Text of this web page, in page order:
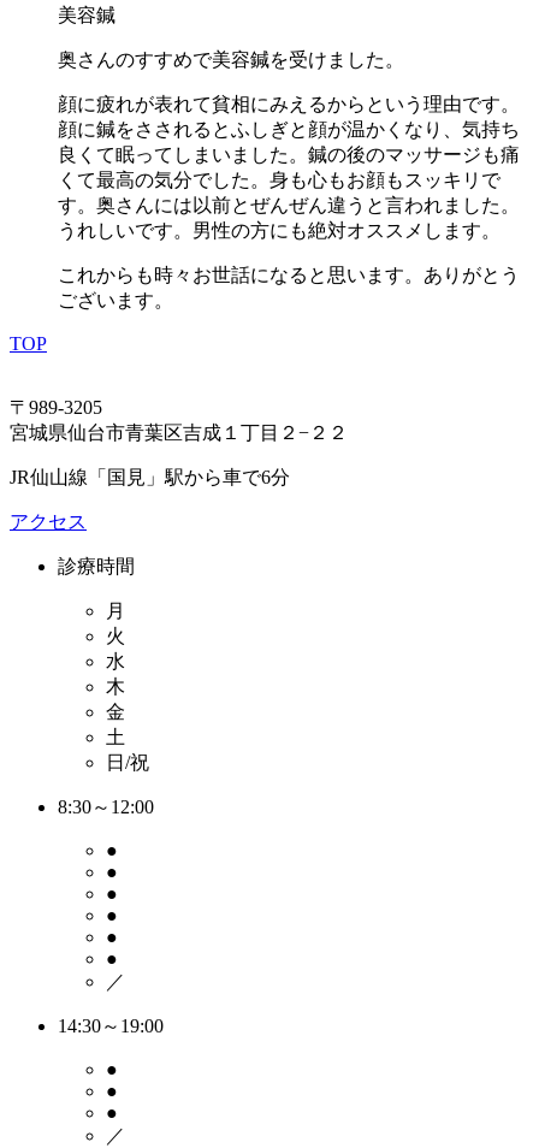
美容鍼
奥さんのすすめで美容鍼を受けました。
顔に疲れが表れて貧相にみえるからという理由です。
顔に鍼をさされるとふしぎと顔が温かくなり、気持ち
良くて眠ってしまいました。鍼の後のマッサージも痛
くて最高の気分でした。身も心もお顔もスッキリで
す。奥さんには以前とぜんぜん違うと言われました。
うれしいです。男性の方にも絶対オススメします。
これからも時々お世話になると思います。ありがとう
ございます。
TOP
〒989-3205
宮城県仙台市青葉区吉成１丁目２−２２
JR仙山線「国見」駅から車で6分
アクセス
診療時間
月
火
水
木
金
土
日/祝
8:30～12:00
●
●
●
●
●
●
／
14:30～19:00
●
●
●
／